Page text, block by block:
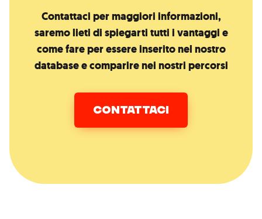
Contattaci per maggiori informazioni,
saremo lieti di spiegarti tutti i vantaggi e
come fare per essere inserito nel nostro
database e comparire nei nostri percorsi
CONTATTACI